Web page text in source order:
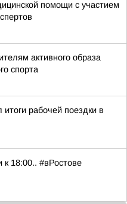
помощи с участием
активного образа
спорта
рабочей поездки в
к 18:00.. #вРостове